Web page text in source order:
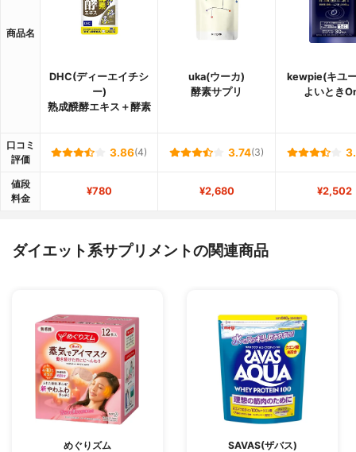
商品名
DHC(ディーエイチシ
ー)
熟成醗酵エキス＋酵素
uka(ウーカ)
酵素サプリ
kewpie(キユ
よいとき
口コミ
評価
3.86(4) 3.74(3)
値段
料金
¥780 ¥2,680 ¥2,502
ダイエット系サプリメントの関連商品
めぐりズム
SAVAS(ザバス)